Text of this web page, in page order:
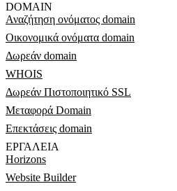
DOMAIN
Αναζήτηση ονόματος domain
Οικονομικά ονόματα domain
Δωρεάν domain
WHOIS
Δωρεάν Πιστοποιητικό SSL
Μεταφορά Domain
Επεκτάσεις domain
ΕΡΓΑΛΕΊΑ
Horizons
Website Builder